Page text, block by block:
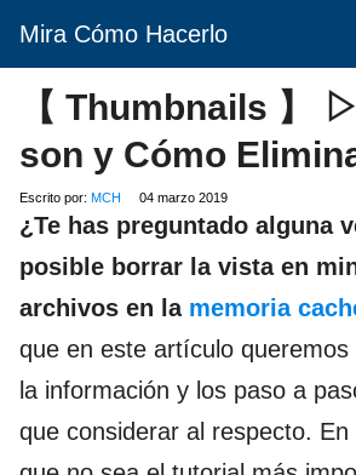
Mira Cómo Hacerlo
【 Thumbnails 】
son y Cómo
Escrito por: MCH 04 marzo 2019
¿Te has preguntado alguna
posible borrar la vista en
archivos en la memoria
que en este artículo
la información y los paso a
que considerar al respecto.